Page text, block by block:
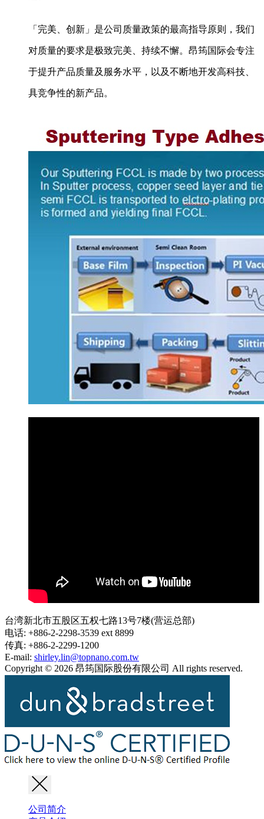
「完美、创新」是公司质量政策的最高指导原则，我们
对质量的要求是极致完美、持续不懈。昂筠国际会专注
于提升产品质量及服务水平，以及不断地开发高科技、
具竞争性的新产品。
台湾新北市五股区五权七路13号7楼(营运总部)
电话: +886-2-2298-3539 ext 8899
传真: +886-2-2299-1200
E-mail: shirley.lin@topnano.com.tw
Copyright © 2026 昂筠国际股份有限公司 All rights reserved.
公司简介